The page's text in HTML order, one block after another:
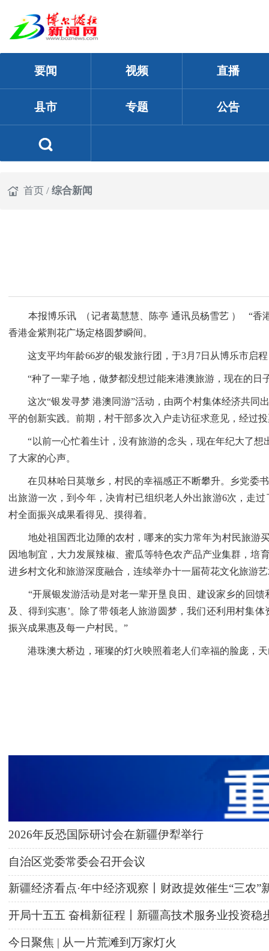
要闻 视频 直播
县市 专题 公告
首页/综合新闻
本报博乐讯 （记者葛慧慧、陈亭 通讯员杨雪艺 ） “香港
香港金紫荆花广场定格圆梦瞬间。
这支平均年龄66岁的银发旅行团，于3月7日从博乐市启程
“种了一辈子地，做梦都没想过能来港澳旅游，现在的日
这次“银发寻梦 港澳同游”活动，由两个村集体经济共同出
平的创新实践。前期，村干部多次入户走访征求意见，经过
“以前一心忙着生计，没有旅游的念头，现在年纪大了想
了大家的心声。
在贝林哈日莫墩乡，村民的幸福感正不断攀升。乡党委书
出旅游一次，到今年，决肯村已组织老人外出旅游6次，走
村全面振兴成果看得见、摸得着。
地处祖国西北边陲的农村，哪来的实力常年为村民旅游买
因地制宜，大力发展辣椒、蜜瓜等特色农产品产业集群，培
进乡村文化和旅游深度融合，连续举办十一届荷花文化旅游
“开展银发游活动是对老一辈开垦良田、建设家乡的回馈
及、得到实惠’。除了带领老人旅游圆梦，我们还利用村集
振兴成果惠及每一户村民。”
港珠澳大桥边，璀璨的灯火映照着老人们幸福的脸庞，天
2026年反恐国际研讨会在新疆伊犁举行
自治区党委常委会召开会议
新疆经济看点·年中经济观察丨财政提效催生“三农”
开局十五五 奋楫新征程丨新疆高技术服务业投资稳
今日聚焦 | 从一片荒滩到万家灯火